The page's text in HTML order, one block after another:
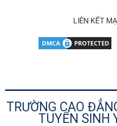
LIÊN KẾT
TRƯỜNG CAO
TUYỂN SINH